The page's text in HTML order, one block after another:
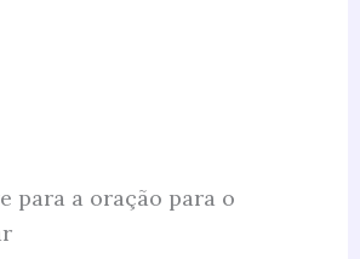
para a oração para o